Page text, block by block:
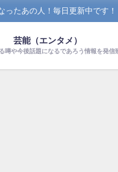
たあの人！毎日更新中です！
芸能（エンタメ）
噂や今後話題になるであろう情報を発信